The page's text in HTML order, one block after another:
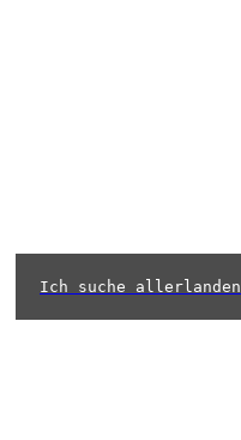
Ich suche allerlanden